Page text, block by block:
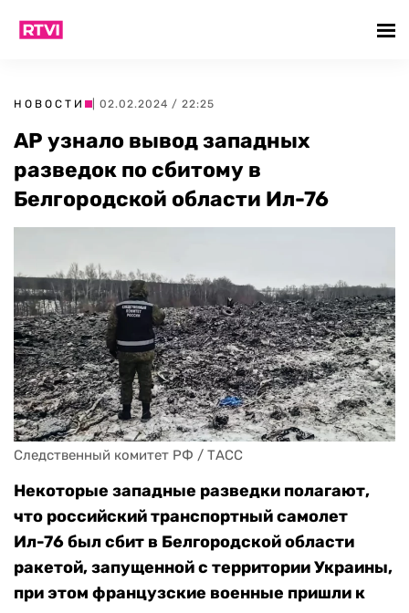
НОВОСТИ | 02.02.2024 / 22:25
AP узнало вывод западных
разведок по сбитому в
Белгородской области Ил-76
Следственный комитет РФ / ТАСС
Некоторые западные разведки полагают,
что российский транспортный самолет
Ил-76 был сбит в Белгородской области
ракетой, запущенной с территории Украины,
при этом французские военные пришли к